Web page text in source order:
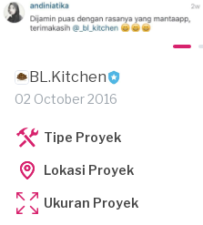
BL.Kitchen
02 October 2016
Tipe Proyek
Lokasi Proyek
Ukuran Proyek